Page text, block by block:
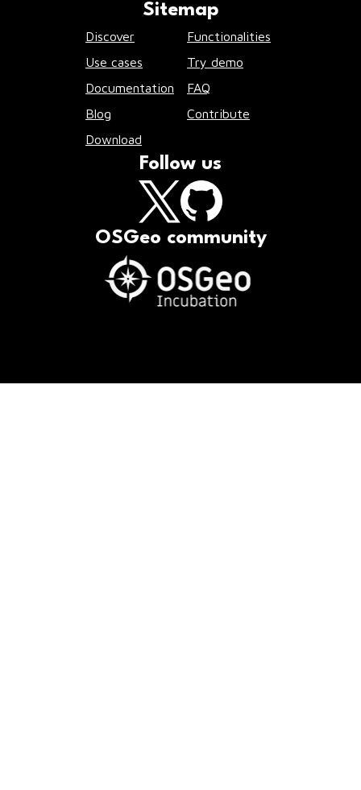
Sitemap
Discover
Functionalities
Use cases
Try demo
Documentation
FAQ
Blog
Contribute
Download
Follow us
OSGeo community